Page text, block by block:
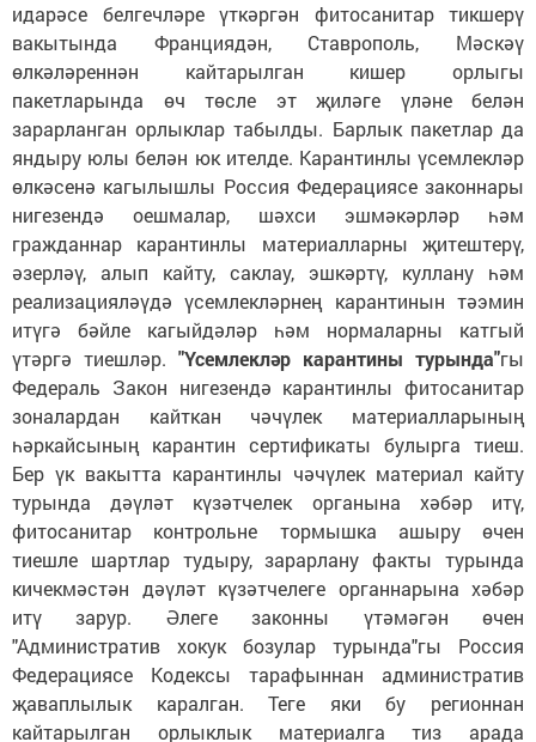
идарәсе белгечләре үткәргән фитосанитар тикшерү
вакытында Франциядән, Ставрополь, Мәскәү
өлкәләреннән кайтарылган кишер орлыгы
пакетларында өч төсле эт җиләге үләне белән
зарарланган орлыклар табылды. Барлык пакетлар да
яндыру юлы белән юк ителде. Карантинлы үсемлекләр
өлкәсенә кагылышлы Россия Федерациясе законнары
нигезендә оешмалар, шәхси эшмәкәрләр һәм
гражданнар карантинлы материалларны җитештерү,
әзерләү, алып кайту, саклау, эшкәртү, куллану һәм
реализацияләүдә үсемлекләрнең карантинын тәэмин
итүгә бәйле кагыйдәләр һәм нормаларны катгый
үтәргә тиешләр. "Үсемлекләр карантины турында"гы
Федераль Закон нигезендә карантинлы фитосанитар
зоналардан кайткан чәчүлек материалларының
һәркайсының карантин сертификаты булырга тиеш.
Бер үк вакытта карантинлы чәчүлек материал кайту
турында дәүләт күзәтчелек органына хәбәр итү,
фитосанитар контрольне тормышка ашыру өчен
тиешле шартлар тудыру, зарарлану факты турында
кичекмәстән дәүләт күзәтчелеге органнарына хәбәр
итү зарур. Әлеге законны үтәмәгән өчен
"Административ хокук бозулар турында"гы Россия
Федерациясе Кодексы тарафыннан административ
җаваплылык каралган. Теге яки бу регионнан
кайтарылган орлыклык материалга тиз арада